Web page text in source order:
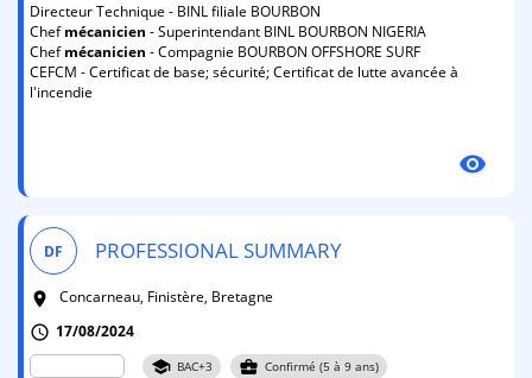
Directeur Technique - BINL filiale BOURBON
Chefmécanicien - Superintendant BINL BOURBON NIGERIA
Chefmécanicien - Compagnie BOURBON OFFSHORE SURF
CEFCM - Certificat de base; sécurité; Certificat de lutte avancée à
l'incendie
visibility
DF PROFESSIONAL SUMMARY
room
Concarneau, Finistère, Bretagne
schedule 17/08/2024
school BAC+3 business_center Confirmé (5 à 9 ans)